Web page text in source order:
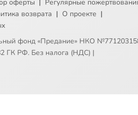
оферты | Регулярные
возврата | О проекте |
фонд «Предание» НКО
ГК РФ. Без налога (НДС) |